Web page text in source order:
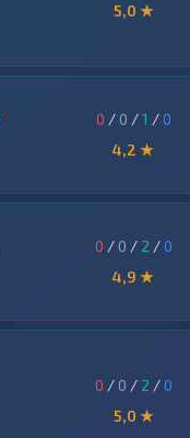
5,0 ★
0 / 0 /1 /0
4,2 ★
0 / 0 / 2 /0
4,9 ★
0 / 0 / 2 /0
5,0 ★